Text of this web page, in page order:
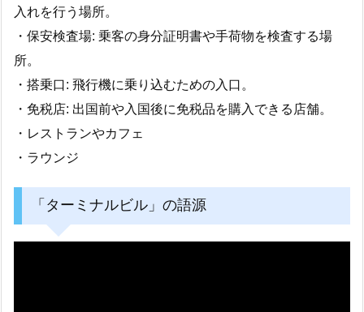
入れを行う場所。
・保安検査場: 乗客の身分証明書や手荷物を検査する場
所。
・搭乗口: 飛行機に乗り込むための入口。
・免税店: 出国前や入国後に免税品を購入できる店舗。
・レストランやカフェ
・ラウンジ
「ターミナルビル」の語源